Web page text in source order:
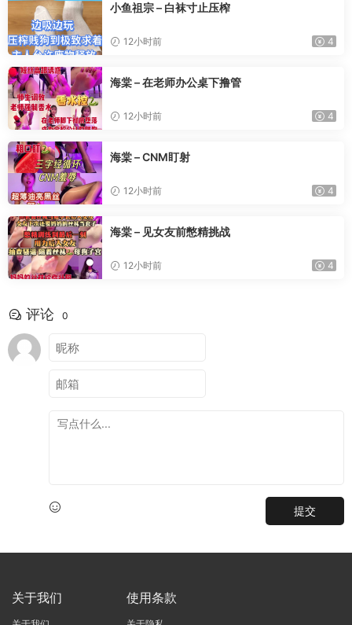
小鱼祖宗 – 白袜寸止压榨
12小时前 4
海棠 – 在老师办公桌下撸管
12小时前 4
海棠 – CNM盯射
12小时前 4
海棠 – 见女友前憋精挑战
12小时前 4
评论 0
提交
关于我们 使用条款